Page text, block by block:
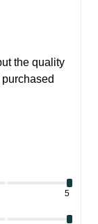
the quality
5